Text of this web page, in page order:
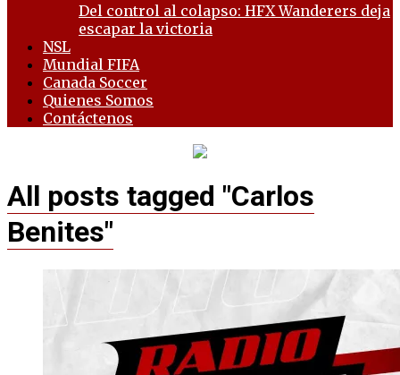
Del control al colapso: HFX Wanderers deja
escapar la victoria
NSL
Mundial FIFA
Canada Soccer
Quienes Somos
Contáctenos
All posts tagged "Carlos
Benites"